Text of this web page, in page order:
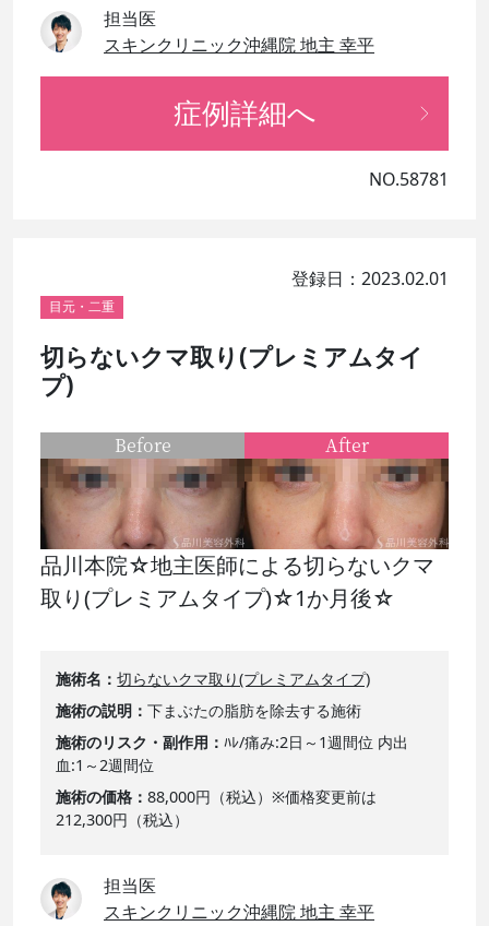
担当医
スキンクリニック沖縄院 地主 幸平
症例詳細へ
NO.58781
登録日：2023.02.01
目元・二重
切らないクマ取り(プレミアムタイ
プ)
品川本院☆地主医師による切らないクマ
取り(プレミアムタイプ)☆1か月後☆
施術名
切らないクマ取り(プレミアムタイプ)
施術の説明
下まぶたの脂肪を除去する施術
施術のリスク・副作用
ﾊﾚ/痛み:2日～1週間位 内出
血:1～2週間位
施術の価格
88,000円（税込）※価格変更前は
212,300円（税込）
担当医
スキンクリニック沖縄院 地主 幸平
Before After